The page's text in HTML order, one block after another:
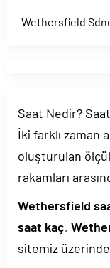
Wethersfield
Saat Nedir?
İki farklı zaman
oluşturulan
rakamları
Wethersfield
saat kaç,
sitemiz